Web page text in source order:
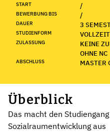
START /
BEWERBUNG BIS /
DAUER 3
STUDIENFORM VOLLZEIT
ZULASSUNG
KEINE
OHNE NC
ABSCHLUSS MASTER
Überblick
Das macht den
Sozialraumentwicklung aus